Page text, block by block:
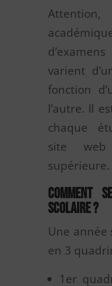
varient
fonction
l’autre. Il
chaque
site
supérieure.
Comment
scolaire ?
Une
en 3
1er